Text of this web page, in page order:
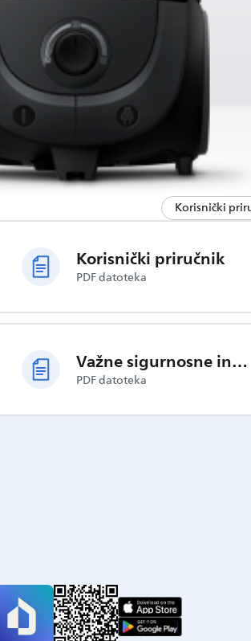
Korisnički
Korisnički priručnik
PDF datoteka
Važne sigurnosne informacije
PDF datoteka